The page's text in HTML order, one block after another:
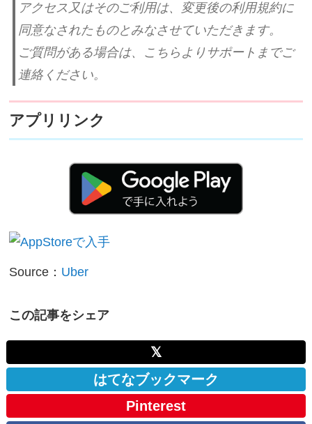
アクセス又はそのご利用は、変更後の利用規約に
同意なされたものとみなさせていただきます。
ご質問がある場合は、こちらよりサポートまでご
連絡ください。
アプリリンク
Source： Uber
この記事をシェア
𝕏
はてなブックマーク
Pinterest